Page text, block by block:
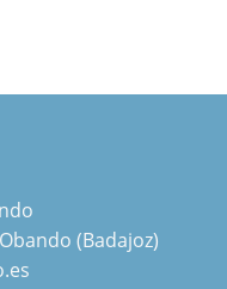
(Badajoz)